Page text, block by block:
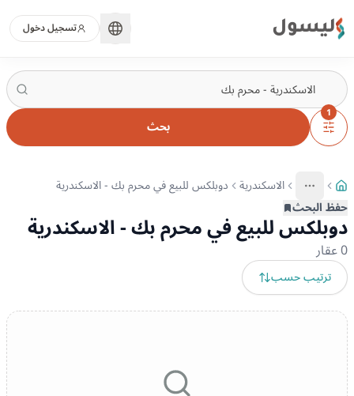
ليسول تسجيل دخول
1
بحث
More
عرض المزيد من المسارات
الاسكندرية دوبلكس للبيع في محرم بك - الاسكندرية
حفظ البحث
دوبلكس للبيع في محرم بك - الاسكندرية
0عقار
ترتيب حسب